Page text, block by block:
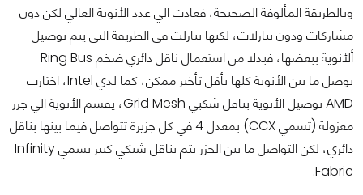
وبالطريقة المألوفة الصحيحة، فعادت الي عدد الأنوية العالي لكن دون
مشاركات ودون تنازلات، لكنها تنازلت في الطريقة التي يتم توصيل
ألأنوية ببعضها، فبدلا من استعمال ناقل دائري ضخم Ring Bus
يوصل ما بين الأنوية كلها بأقل تأخير ممكن، كما لدي Intel، اختارت
AMD توصيل الأنوية بناقل شكبي Grid Mesh، يقسم الأنوية الي جزر
معزولة (تسمي CCX) بمعدل 4 في كل جزيرة تتواصل فيما بينها بناقل
دائري، لكن التواصل ما بين الجزر يتم بناقل شبكي كبير يسمي Infinity
Fabric.